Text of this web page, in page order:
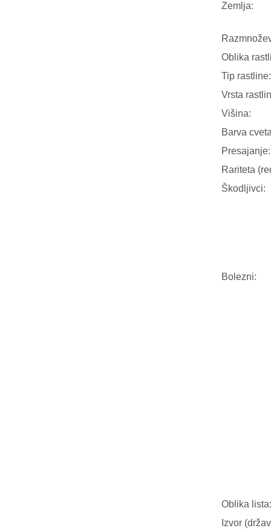
Zemlja:
Oblika
Tip rastline:
Vrsta
Višina:
Barva
Presajanje:
Rariteta
Škodljivci:
Bolezni:
Oblika lista:
Izvor